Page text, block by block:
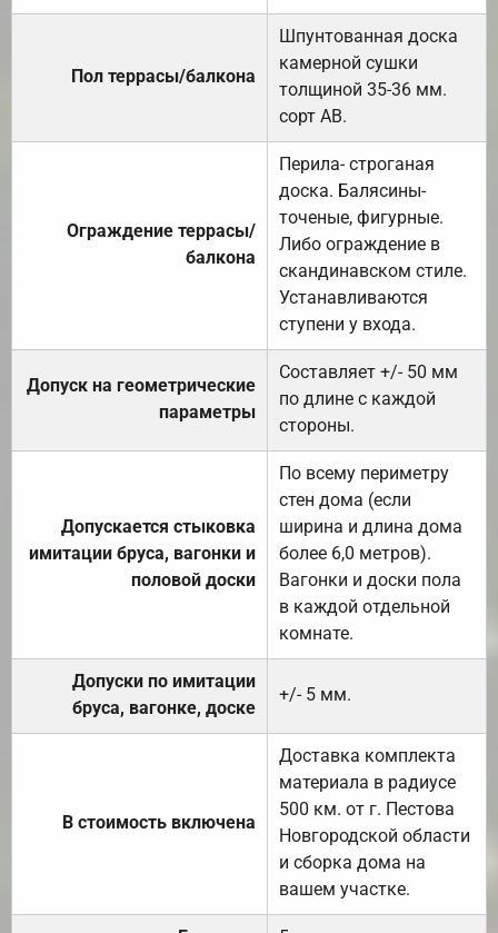
Пол террасы/балкона
Шпунтованная доска
камерной сушки
толщиной 35-36 мм.
сорт АВ.
Ограждение террасы/
балкона
Перила- строганая
доска. Балясины-
точеные, фигурные.
Либо ограждение в
скандинавском стиле.
Устанавливаются
ступени у входа.
Допуск на геометрические
параметры
Составляет +/- 50 мм
по длине с каждой
стороны.
Допускается стыковка
имитации бруса, вагонки и
половой доски
По всему периметру
стен дома (если
ширина и длина дома
более 6,0 метров).
Вагонки и доски пола
в каждой отдельной
комнате.
Допуски по имитации
бруса, вагонке, доске
+/- 5 мм.
В стоимость включена
Доставка комплекта
материала в радиусе
500 км. от г. Пестова
Новгородской области
и сборка дома на
вашем участке.